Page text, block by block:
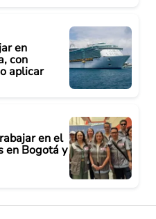
en
con
aplicar
en el
en Bogotá y